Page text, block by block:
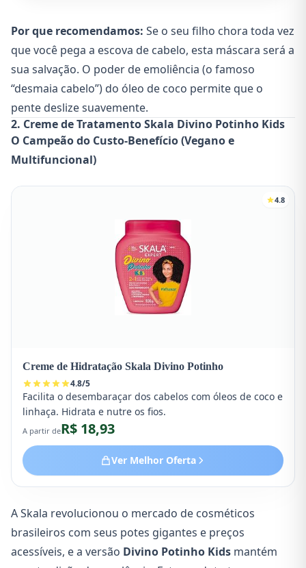
Por que recomendamos: Se o seu filho chora toda vez
que você pega a escova de cabelo, esta máscara será a
sua salvação. O poder de emoliência (o famoso
“desmaia cabelo”) do óleo de coco permite que o
pente deslize suavemente.
2. Creme de Tratamento Skala Divino Potinho Kids
O Campeão do Custo-Benefício (Vegano e
Multifuncional)
4.8
Creme de Hidratação Skala Divino Potinho
4.8/5
Facilita o desembaraçar dos cabelos com óleos de coco e
linhaça. Hidrata e nutre os fios.
A partir deR$ 18,93
Ver Melhor Oferta
A Skala revolucionou o mercado de cosméticos
brasileiros com seus potes gigantes e preços
acessíveis, e a versão Divino Potinho Kids mantém